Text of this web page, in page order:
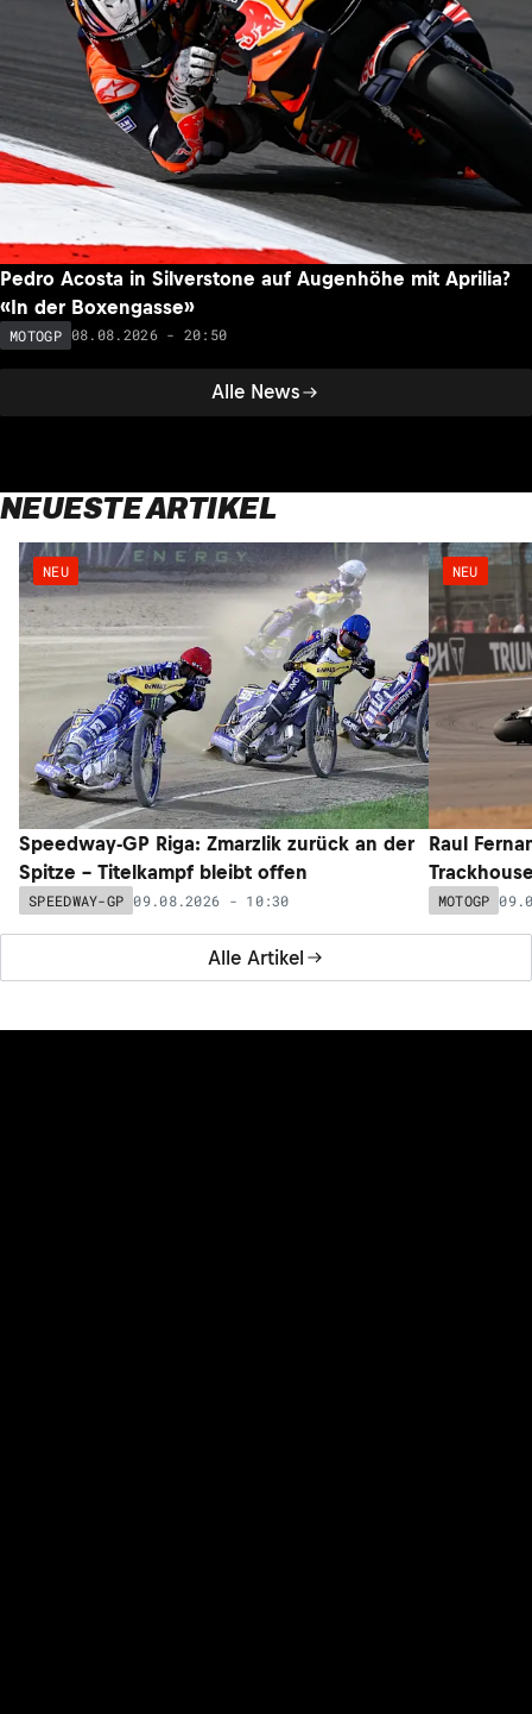
Alle News
Pedro Acosta in Silverstone auf Augenhöhe mit Aprilia?
«In der Boxengasse»
MOTOGP 08.08.2026 - 20:50
NEUESTE ARTIKEL
Alle Artikel
NEU
Speedway-GP Riga: Zmarzlik zurück an der
Spitze – Titelkampf bleibt offen
SPEEDWAY-GP 09.08.2026 - 10:30
NEU
Raul
MOTOGP